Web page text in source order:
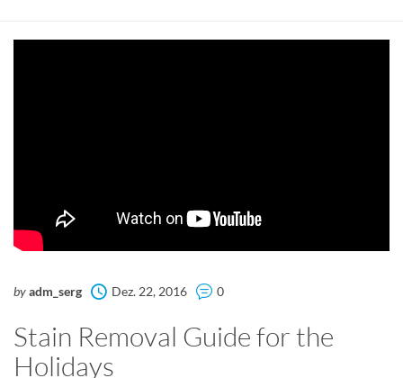
byadm_serg Dez. 22, 2016 0
Stain Removal Guide for the
Holidays